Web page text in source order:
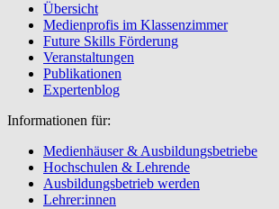
Übersicht
Medienprofis im Klassenzimmer
Future Skills Förderung
Veranstaltungen
Publikationen
Expertenblog
Informationen für:
Medienhäuser & Ausbildungsbetriebe
Hochschulen & Lehrende
Ausbildungsbetrieb werden
Lehrer:innen